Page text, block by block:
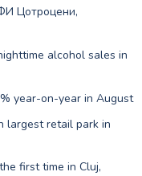
Цотроцени,
alcohol sales in
year-on-year in August
largest retail park in
first time in Cluj,